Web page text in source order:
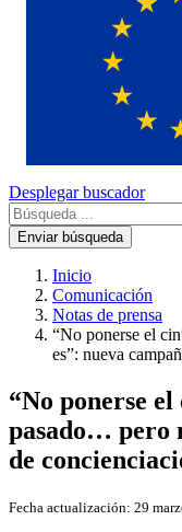
Desplegar buscador
Enviar búsqueda
Inicio
Comunicación
Notas de prensa
“No ponerse el
es”: nueva
“No ponerse
pasado… pero
de
Fecha actualización: 29